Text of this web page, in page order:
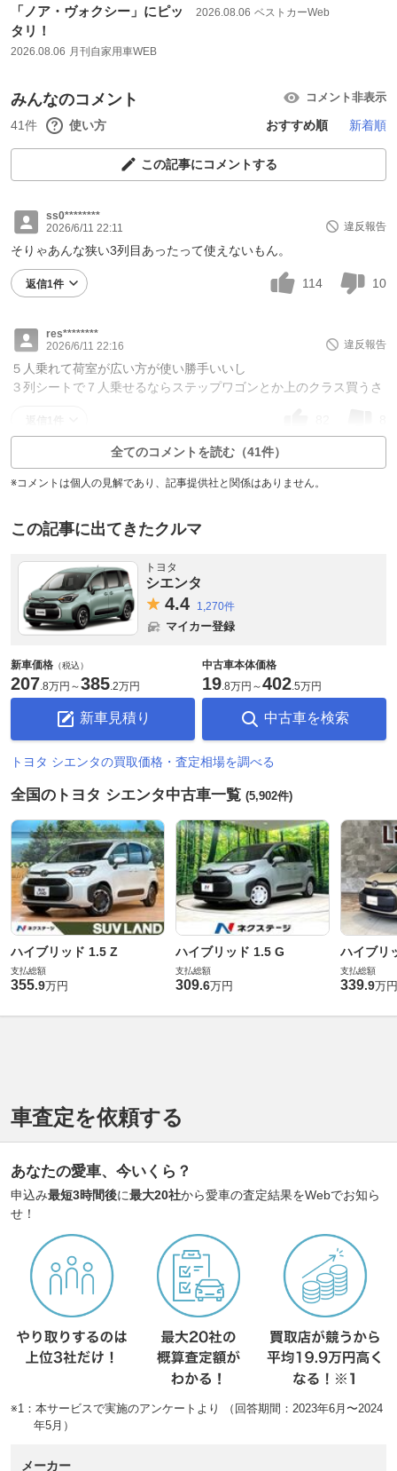
「ノア・ヴォクシー」にピッ
タリ！
2026.08.06 月刊自家用車WEB
2026.08.06 ベストカーWeb
みんなのコメント コメント非表示
41件 使い方 おすすめ順 新着順
この記事にコメントする
ss0********
2026/6/11 22:11
違反報告
そりゃあんな狭い3列目あったって使えないもん。
返信1件 114 10
res********
2026/6/11 22:16
違反報告
５人乗れて荷室が広い方が使い勝手いいし
３列シートで７人乗せるならステップワゴンとか上のクラス買うさ
全てのコメントを読む（41件）
※コメントは個人の見解であり、記事提供社と関係はありません。
この記事に出てきたクルマ
トヨタ
シエンタ
4.4 1,270件
マイカー登録
新車価格 （税込）
207.8万円 ～385.2万円
新車見積り
中古車本体価格
19.8万円 ～402.5万円
中古車を検索
トヨタ シエンタの買取価格・査定相場を調べる
全国のトヨタ シエンタ中古車一覧 (5,902件)
ハイブリッド 1.5 Z
支払総額
355.9万円
ハイブリッド 1.5 G
支払総額
309.6万円
ハイブリ
支払総額
339.9万円
車査定を依頼する
あなたの愛車、今いくら？
申込み最短3時間後に最大20社から愛車の査定結果をWebでお知ら
せ！
※1：本サービスで実施のアンケートより （回答期間：2023年6月〜2024
年5月）
メーカー